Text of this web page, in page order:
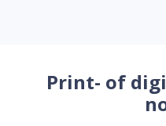
Print- of